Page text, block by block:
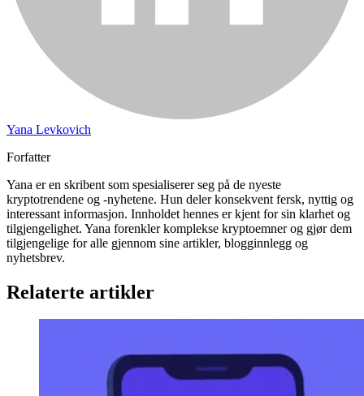
Yana Levkovich
Forfatter
Yana er en skribent som spesialiserer seg på de nyeste
kryptotrendene og -nyhetene. Hun deler konsekvent fersk, nyttig og
interessant informasjon. Innholdet hennes er kjent for sin klarhet og
tilgjengelighet. Yana forenkler komplekse kryptoemner og gjør dem
tilgjengelige for alle gjennom sine artikler, blogginnlegg og
nyhetsbrev.
Relaterte artikler